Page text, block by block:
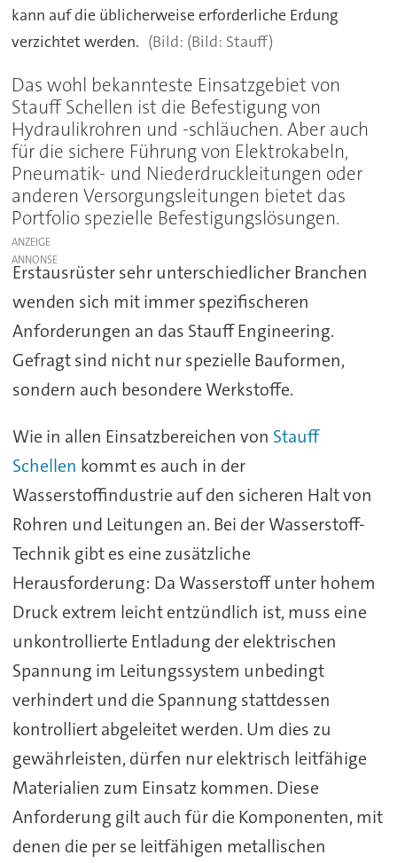
kann auf die üblicherweise erforderliche Erdung
verzichtet werden.
(Bild: Stauff)
Das wohl bekannteste Einsatzgebiet von
Stauff Schellen ist die Befestigung von
Hydraulikrohren und -schläuchen. Aber auch
für die sichere Führung von Elektrokabeln,
Pneumatik- und Niederdruckleitungen oder
anderen Versorgungsleitungen bietet das
Portfolio spezielle Befestigungslösungen.
ANZEIGE
Erstausrüster sehr unterschiedlicher Branchen
wenden sich mit immer spezifischeren
Anforderungen an das Stauff Engineering.
Gefragt sind nicht nur spezielle Bauformen,
sondern auch besondere Werkstoffe.
Wie in allen Einsatzbereichen von Stauff
Schellen kommt es auch in der
Wasserstoffindustrie auf den sicheren Halt von
Rohren und Leitungen an. Bei der Wasserstoff-
Technik gibt es eine zusätzliche
Herausforderung: Da Wasserstoff unter hohem
Druck extrem leicht entzündlich ist, muss eine
unkontrollierte Entladung der elektrischen
Spannung im Leitungssystem unbedingt
verhindert und die Spannung stattdessen
kontrolliert abgeleitet werden. Um dies zu
gewährleisten, dürfen nur elektrisch leitfähige
Materialien zum Einsatz kommen. Diese
Anforderung gilt auch für die Komponenten, mit
denen die per se leitfähigen metallischen